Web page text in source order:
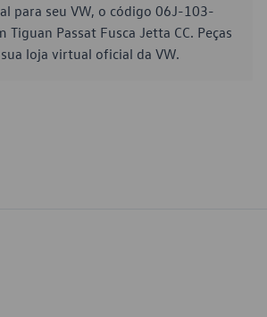
para seu VW, o código 06J-103-
Tiguan Passat Fusca Jetta CC. Peças
loja virtual oficial da VW.